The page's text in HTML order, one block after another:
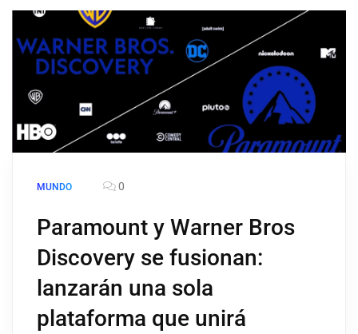
MUNDO 0
Paramount y Warner Bros
Discovery se fusionan:
lanzarán una sola
plataforma que unirá